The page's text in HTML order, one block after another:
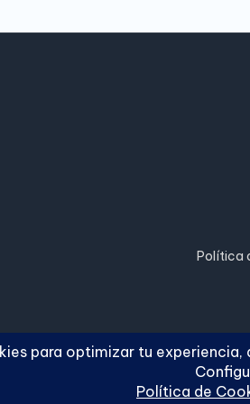
Política
Copyright 2026 —